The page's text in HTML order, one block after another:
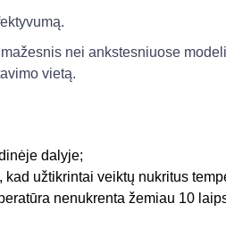
nei ankstesniuose
vietą.
dalyje;
užtikrintai veiktų nukritus
nenukrenta žemiau 10